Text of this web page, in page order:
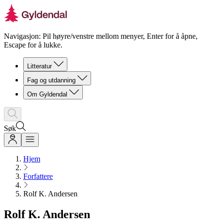
Navigasjon: Pil høyre/venstre mellom menyer, Enter for å åpne,
Escape for å lukke.
Litteratur
Fag og utdanning
Om Gyldendal
Søk
Hjem
Forfattere
Rolf K. Andersen
Rolf K. Andersen